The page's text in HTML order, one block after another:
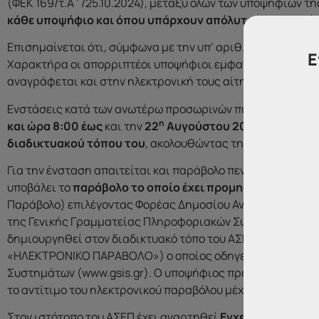
κάθε υποψήφιο και όπου υπάρχουν απόλυτες
Επισημαίνεται ότι, σύμφωνα με την υπ’ αριθ. 62/2004
Χαρακτήρα οι απορριπτέοι υποψήφιοι εμφανίζονται
μόνο
αναγράφεται και στην ηλεκτρονική τους αίτηση.
Ενστάσεις κατά των ανωτέρω προσωρινών πινάκων
και ώρα 8:00 έωςκαι την22η Αυγούστου 2025, ημέρα
διαδικτυακού τόπου του, ακολουθώντας τη διαδρομή:
Για την ένσταση απαιτείται και παράβολο πενήντα ευρώ
υποβάλει τοπαράβολο το οποίο έχει προμηθευτεί
Παράβολο) επιλέγοντας Φορέας Δημοσίου Ανώτατο
της Γενικής Γραμματείας Πληροφοριακών Συστημάτων
δημιουργηθεί στον διαδικτυακό τόπο του ΑΣΕΠ (www.
«ΗΛΕΚΤΡΟΝΙΚΟ ΠΑΡΑΒΟΛΟ») ο οποίος οδηγεί στον
Συστημάτων (www.gsis.gr). Ο υποψήφιος πρέπει να
το αντίτιμο του ηλεκτρονικού παραβόλου μέχρι τη λήξη